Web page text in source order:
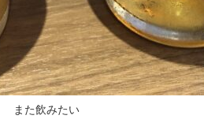
また飲みたい